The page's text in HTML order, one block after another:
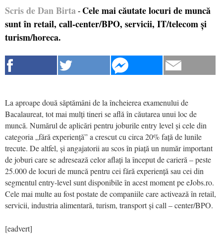
Scris de Dan Birta - Cele mai căutate locuri de muncă
sunt în retail, call-center/BPO, servicii, IT/telecom și
turism/horeca.
La aproape două săptămâni de la încheierea examenului de
Bacalaureat, tot mai mulți tineri se află în căutarea unui loc de
muncă. Numărul de aplicări pentru joburile entry level și cele din
categoria „fără experiență” a crescut cu circa 20% față de lunile
trecute. De altfel, și angajatorii au scos în piață un număr important
de joburi care se adresează celor aflați la început de carieră – peste
25.000 de locuri de muncă pentru cei fără experiență sau cei din
segmentul entry-level sunt disponibile în acest moment pe eJobs.ro.
Cele mai multe au fost postate de companiile care activează în retail,
servicii, industria alimentară, turism, transport și call – center/BPO.
[eadvert]